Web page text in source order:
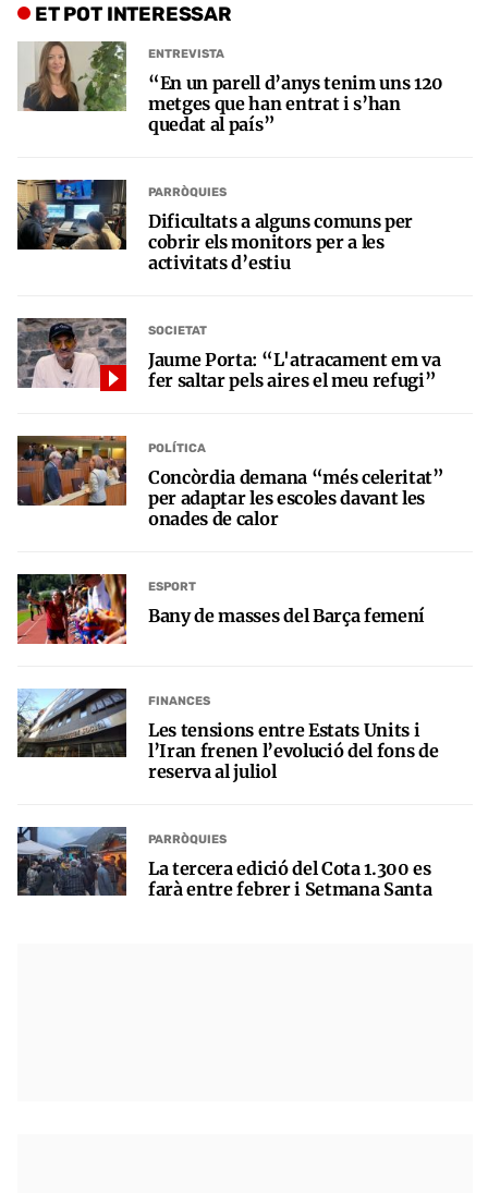
ET POT INTERESSAR
ENTREVISTA
“En un parell d’anys tenim uns 120
metges que han entrat i s’han
quedat al país”
PARRÒQUIES
Dificultats a alguns comuns per
cobrir els monitors per a les
activitats d’estiu
SOCIETAT
Jaume Porta: “L'atracament em va
fer saltar pels aires el meu refugi”
POLÍTICA
Concòrdia demana “més celeritat”
per adaptar les escoles davant les
onades de calor
ESPORT
Bany de masses del Barça femení
FINANCES
Les tensions entre Estats Units i
l’Iran frenen l’evolució del fons de
reserva al juliol
PARRÒQUIES
La tercera edició del Cota 1.300 es
farà entre febrer i Setmana Santa